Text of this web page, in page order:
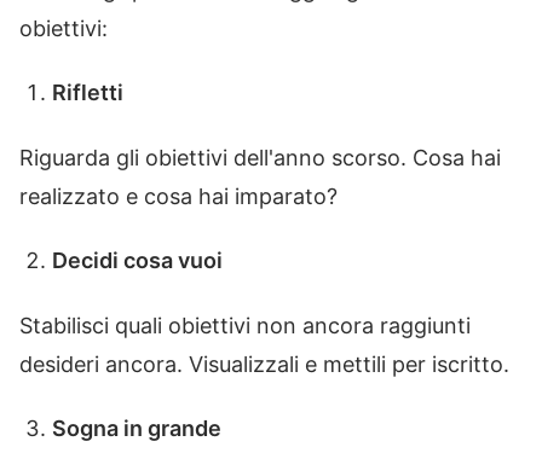
obiettivi:
Rifletti
Riguarda gli obiettivi dell'anno scorso. Cosa hai
realizzato e cosa hai imparato?
Decidi cosa vuoi
Stabilisci quali obiettivi non ancora raggiunti
desideri ancora. Visualizzali e mettili per iscritto.
Sogna in grande